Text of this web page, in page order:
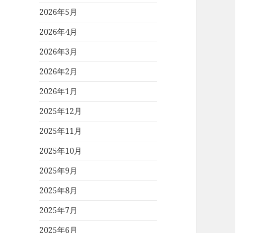
2026年5月
2026年4月
2026年3月
2026年2月
2026年1月
2025年12月
2025年11月
2025年10月
2025年9月
2025年8月
2025年7月
2025年6月